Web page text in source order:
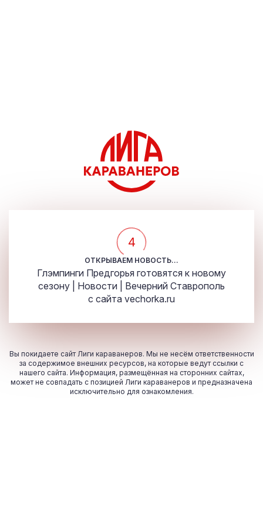
4
ОТКРЫВАЕМ НОВОСТЬ...
Глэмпинги Предгорья готовятся к новому
сезону | Новости | Вечерний Ставрополь
с сайта vechorka.ru
Вы покидаете сайт Лиги караванеров. Мы не несём ответственности
за содержимое внешних ресурсов, на которые ведут ссылки с
нашего сайта. Информация, размещённая на сторонних сайтах,
может не совпадать с позицией Лиги караванеров и предназначена
исключительно для ознакомления.